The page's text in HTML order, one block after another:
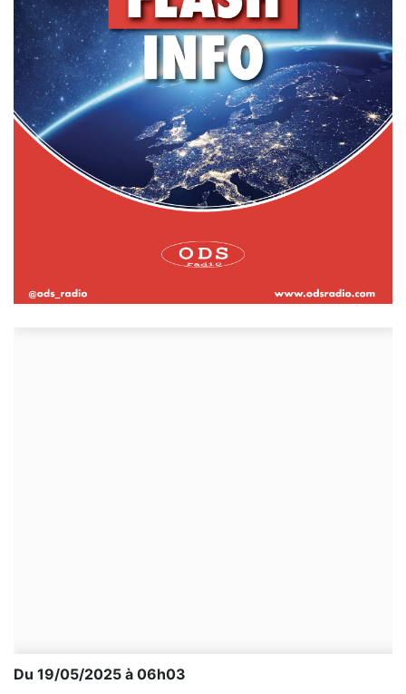
Du 19/05/2025 à 06h03